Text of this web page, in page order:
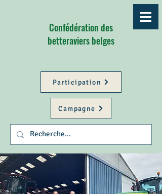
Confédération des
betteraviers belges
Participation
Campagne